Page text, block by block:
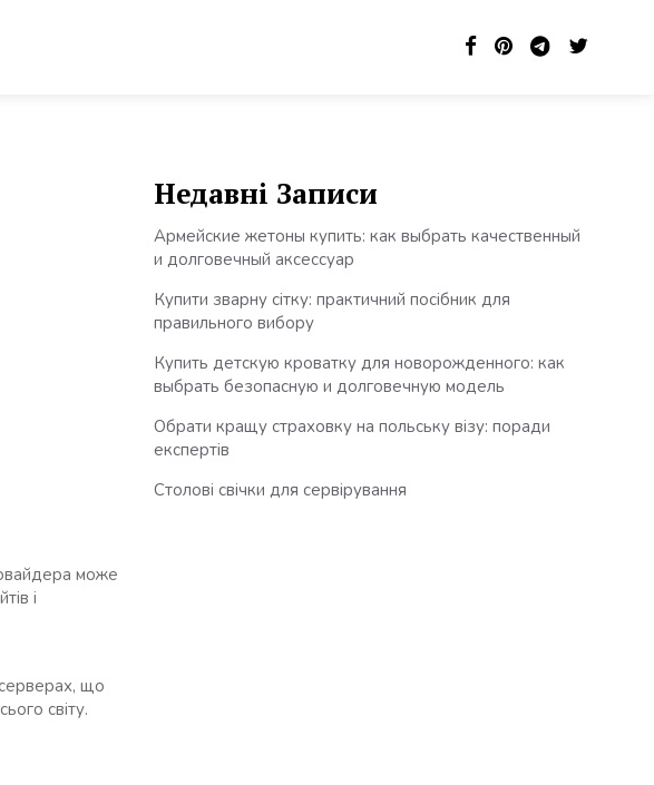
може
і
що
світу.
Недавні Записи
Армейские жетоны купить: как выбрать качественный
и долговечный аксессуар
Купити зварну сітку: практичний посібник для
правильного вибору
Купить детскую кроватку для новорожденного: как
выбрать безопасную и долговечную модель
Обрати кращу страховку на польську візу: поради
експертів
Столові свічки для сервірування